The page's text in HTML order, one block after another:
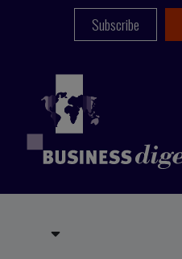
Subscribe